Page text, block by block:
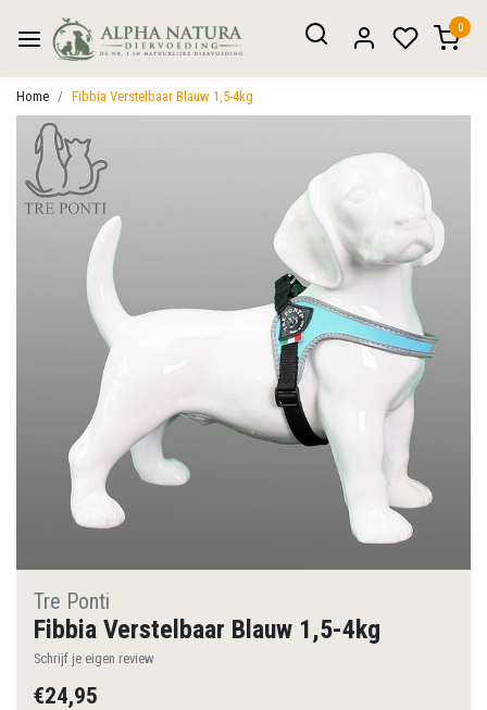
0
Home Fibbia Verstelbaar Blauw 1,5-4kg
Tre Ponti
Fibbia Verstelbaar Blauw 1,5-4kg
Schrijf je eigen review
€24,95